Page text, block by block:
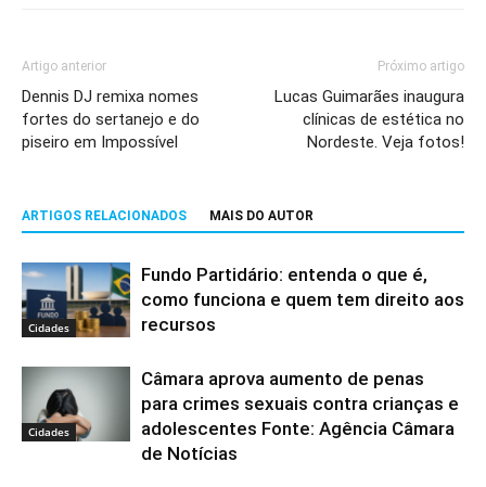
Artigo anterior
Dennis DJ remixa nomes
fortes do sertanejo e do
piseiro em Impossível
Próximo artigo
Lucas Guimarães inaugura
clínicas de estética no
Nordeste. Veja fotos!
ARTIGOS RELACIONADOS MAIS DO AUTOR
Cidades
Fundo Partidário: entenda o que é,
como funciona e quem tem direito aos
recursos
Cidades
Câmara aprova aumento de penas
para crimes sexuais contra crianças e
adolescentes Fonte: Agência Câmara
de Notícias